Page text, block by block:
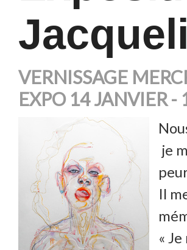
VERNISSAGE
EXPO 14 JANVIER -
je
Il
«